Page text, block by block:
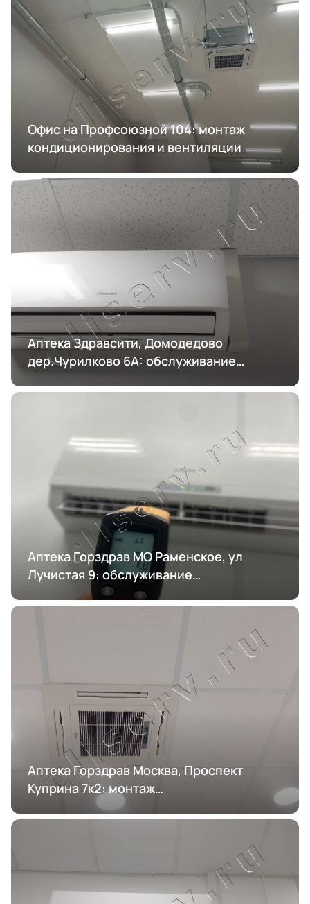
Офис на Профсоюзной 104: монтаж
кондиционирования и вентиляции
Аптека Здравсити, Домодедово
дер.Чурилково 6А: обслуживание
Аптека Горздрав МО Раменское, ул
Лучистая 9: обслуживание
кондиционирования
Аптека Горздрав Москва, Проспект
Куприна 7к2: монтаж
кондиционирования